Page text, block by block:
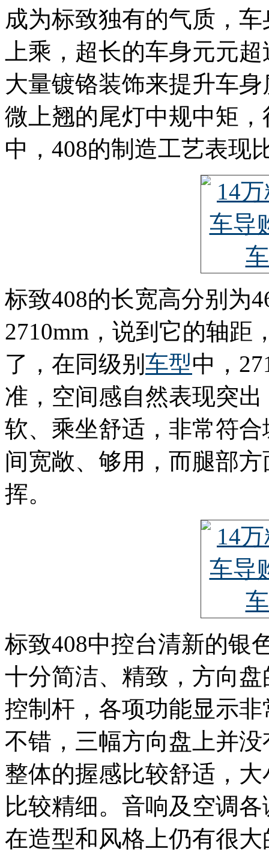
成为标致独有的气质，
上乘，超长的车身元元
大量镀铬装饰来提升车
微上翘的尾灯中规中矩
中，408的制造工艺表现
标致408的长宽高分别为
2710mm，说到它的轴距
了，在同级别 车型中，
准，空间感自然表现突
软、乘坐舒适，非常符
间宽敞、够用，而腿部
挥。
标致408中控台清新的银
十分简洁、精致，方向
控制杆，各项功能显示
不错，三幅方向盘上并
整体的握感比较舒适，
比较精细。音响及空调
在造型和风格上仍有很